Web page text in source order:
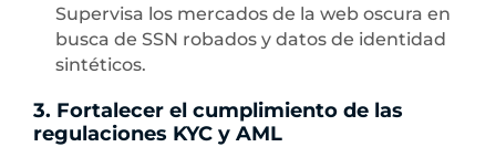
Supervisa los mercados de la web oscura en
busca de SSN robados y datos de identidad
sintéticos.
3. Fortalecer el cumplimiento de las
regulaciones KYC y AML